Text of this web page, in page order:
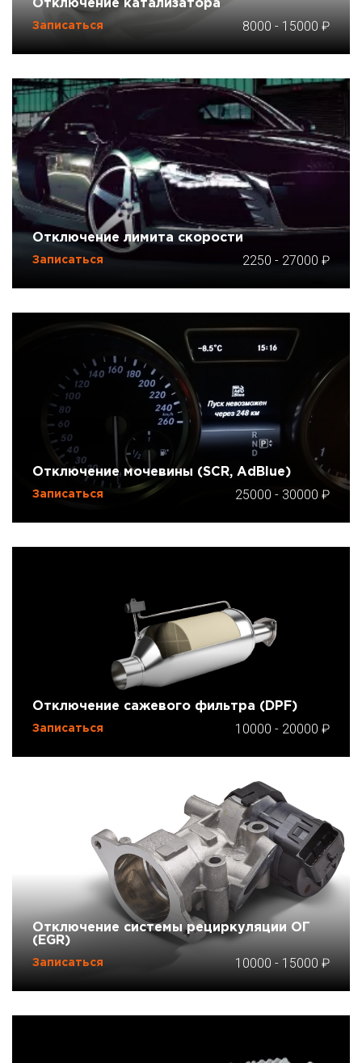
Отключение катализатора
Записаться 8000 - 15000
Отключение лимита скорости
Записаться 2250 - 27000
Отключение мочевины (SCR, AdBlue)
Записаться 25000 - 30000
Отключение сажевого фильтра (DPF)
Записаться 10000 - 20000
Отключение системы рециркуляции ОГ
(EGR)
Записаться 10000 - 15000